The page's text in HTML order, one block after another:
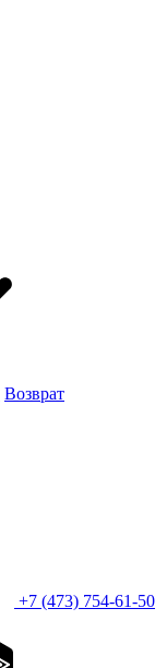
Возврат
+7 (473) 754-61-50